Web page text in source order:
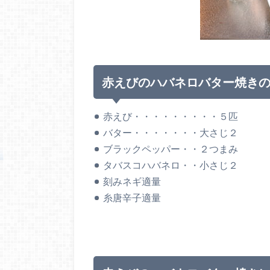
赤えびのハバネロバター焼き
赤えび・・・・・・・・・５匹
バター・・・・・・・大さじ２
ブラックペッパー・・２つまみ
タバスコハバネロ・・小さじ２
刻みネギ適量
糸唐辛子適量